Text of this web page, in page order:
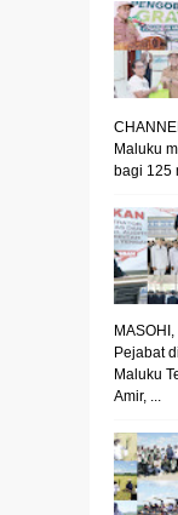
Maluku
bagi 125
Pejabat
Maluku
Amir, ...